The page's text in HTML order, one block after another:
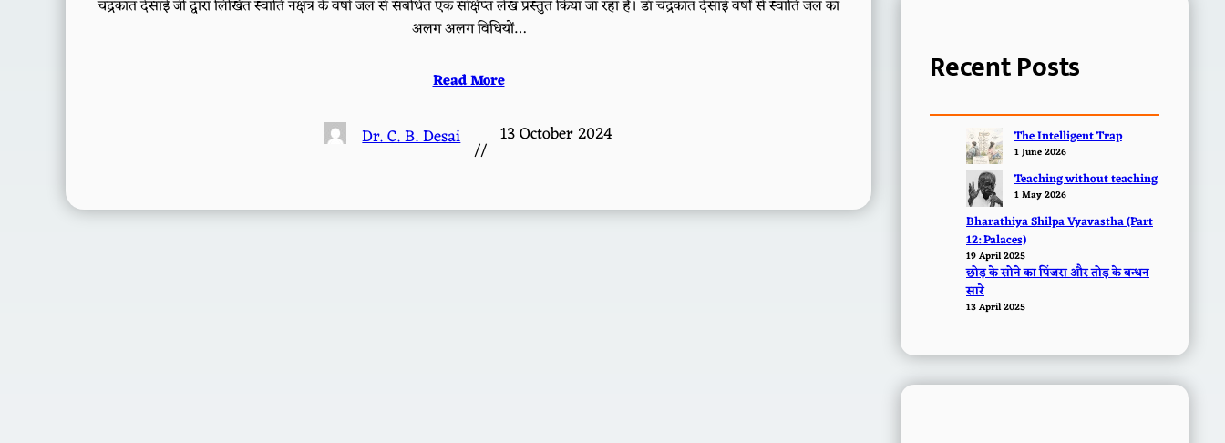
चंद्रकांत देसाई जी द्वारा लिखित स्वाति नक्षत्र के वर्षा जल से संबंधित एक संक्षिप्त लेख प्रस्तुत किया जा रहा है। डॉ चंद्रकांत देसाई वर्षों से स्वाति जल का
अलग अलग विधियों…
Read More
Dr. C. B. Desai //
13 October 2024
Recent Posts
The Intelligent Trap
1 June 2026
Teaching without teaching
1 May 2026
Bharathiya Shilpa Vyavastha (Part
12: Palaces)
19 April 2025
छोड़ के सोने का पिंजरा और तोड़ के बन्धन
सारे
13 April 2025